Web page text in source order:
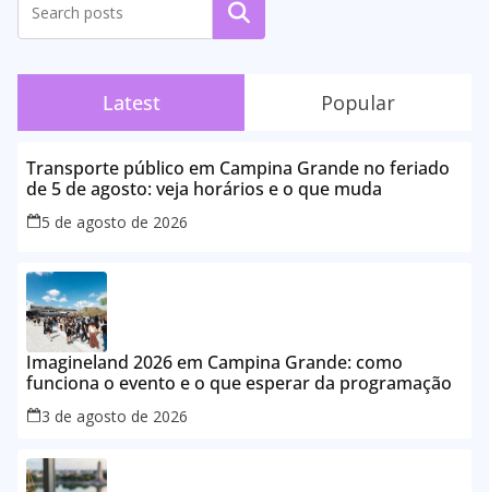
Pesquisar
Latest Popular
Transporte público em Campina Grande no feriado
de 5 de agosto: veja horários e o que muda
5 de agosto de 2026
Imagineland 2026 em Campina Grande: como
funciona o evento e o que esperar da programação
3 de agosto de 2026